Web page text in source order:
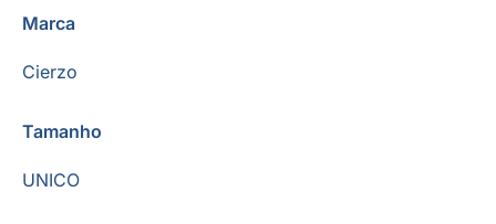
Marca
Cierzo
Tamanho
UNICO